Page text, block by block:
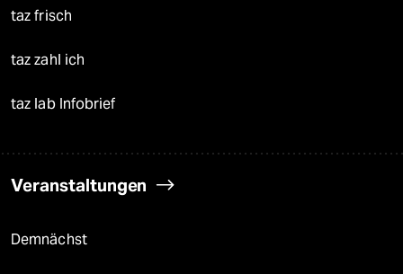
taz frisch
taz zahl ich
taz lab Infobrief
Veranstaltungen
Demnächst